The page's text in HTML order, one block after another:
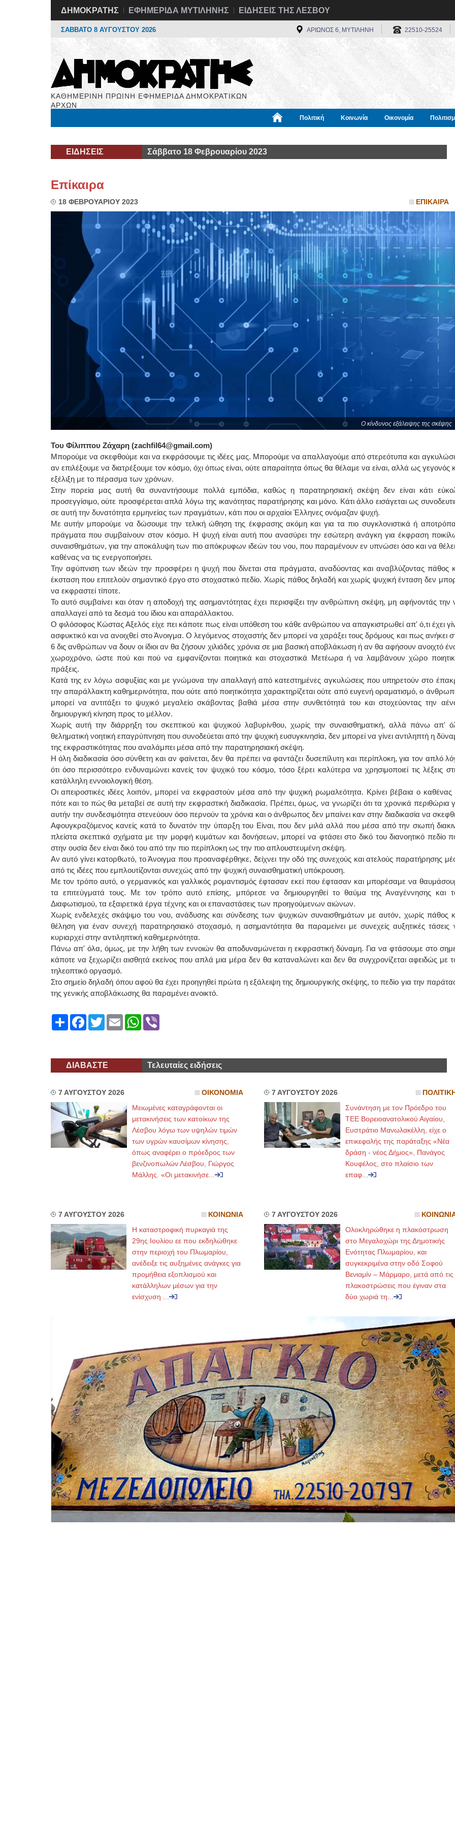
ΔΗΜΟΚΡΑΤΗΣ ΕΦΗΜΕΡΙΔΑ ΜΥΤΙΛΗΝΗΣ ΕΙΔΗΣΕΙΣ ΤΗΣ ΛΕΣΒΟΥ
ΣΑΒΒΑΤΟ 8 ΑΥΓΟΥΣΤΟΥ 2026 ΑΡΙΩΝΟΣ 6, ΜΥΤΙΛΗΝΗ 22510-25524
ΚΑΘΗΜΕΡΙΝΗ ΠΡΩΙΝΗ ΕΦΗΜΕΡΙΔΑ ΔΗΜΟΚΡΑΤΙΚΩΝ
ΑΡΧΩΝ
Πολιτική Κοινωνία Οικονομία
ΕΙΔΗΣΕΙΣ Σάββατο 18 Φεβρουαρίου 2023
Επίκαιρα
18 ΦΕΒΡΟΥΑΡΙΟΥ 2023 ΕΠΙΚΑΙΡΑ
O κίνδυνος εξάλειψης της σκέψης
Του Φίλιππου Ζάχαρη (zachfil64@gmail.com)
Μπορούμε να σκεφθούμε και να εκφράσουμε τις ιδέες μας. Μπορούμε να απαλλαγούμε από στερεότυπα και
αν επιλέξουμε να διατρέξουμε τον κόσμο, όχι όπως είναι, ούτε απαραίτητα όπως θα θέλαμε να είναι, αλλά ως γεγονός
εξέλιξη με το πέρασμα των χρόνων.
Στην πορεία μας αυτή θα συναντήσουμε πολλά εμπόδια, καθώς η παρατηρησιακή σκέψη δεν είναι κάτι
προσεγγίσιμο, ούτε προσφέρεται απλά λόγω της ικανότητας παρατήρησης και μόνο. Κάτι άλλο εισάγεται ως
σε αυτή την δυνατότητα ερμηνείας των πραγμάτων, κάτι που οι αρχαίοι Έλληνες ονόμαζαν ψυχή.
Με αυτήν μπορούμε να δώσουμε την τελική ώθηση της έκφρασης ακόμη και για τα πιο συγκλονιστικά ή
πράγματα που συμβαίνουν στον κόσμο. Η ψυχή είναι αυτή που ανασύρει την εσώτερη ανάγκη για έκφραση
συναισθημάτων, για την αποκάλυψη των πιο απόκρυφων ιδεών του νου, που παραμένουν εν υπνώσει όσο και να
καθένας να τις ενεργοποιήσει.
Την αφύπνιση των ιδεών την προσφέρει η ψυχή που δίνεται στα πράγματα, αναδύοντας και αναβλύζοντας πάθος
έκσταση που επιτελούν σημαντικό έργο στο στοχαστικό πεδίο. Χωρίς πάθος δηλαδή και χωρίς ψυχική ένταση δεν
να εκφραστεί τίποτε.
Το αυτό συμβαίνει και όταν η αποδοχή της ασημαντότητας έχει περισφίξει την ανθρώπινη σκέψη, μη αφήνοντάς την
απαλλαγεί από τα δεσμά του ίδιου και απαράλλακτου.
Ο φιλόσοφος Κώστας Αξελός είχε πει κάποτε πως είναι υπόθεση του κάθε ανθρώπου να απαγκιστρωθεί απ' ό,τι έχει
ασφυκτικό και να ανοιχθεί στο Άνοιγμα. Ο λεγόμενος στοχαστής δεν μπορεί να χαράξει τους δρόμους και πως ανήκει
6 δις ανθρώπων να δουν οι ίδιοι αν θα ζήσουν χιλιάδες χρόνια σε μια βασική αποβλάκωση ή αν θα αφήσουν ανοιχτό
χωροχρόνο, ώστε πού και πού να εμφανίζονται ποιητικά και στοχαστικά Μετέωρα ή να λαμβάνουν χώρο
πράξεις.
Κατά της εν λόγω ασφυξίας και με γνώμονα την απαλλαγή από κατεστημένες αγκυλώσεις που υπηρετούν στο
την απαράλλακτη καθημερινότητα, που ούτε από ποιητικότητα χαρακτηρίζεται ούτε από ευγενή οραματισμό, ο
μπορεί να αντιτάξει το ψυχικό μεγαλείο σκάβοντας βαθιά μέσα στην συνθετότητά του και στοχεύοντας την
δημιουργική κίνηση προς το μέλλον.
Χωρίς αυτή την διάρρηξη του σκεπτικού και ψυχικού λαβυρίνθου, χωρίς την συναισθηματική, αλλά πάνω απ'
θεληματική νοητική επαγρύπνηση που συνοδεύεται από την ψυχική ευσυγκινησία, δεν μπορεί να γίνει αντιληπτή η
της εκφραστικότητας που αναλάμπει μέσα από την παρατηρησιακή σκέψη.
Η όλη διαδικασία όσο σύνθετη και αν φαίνεται, δεν θα πρέπει να φαντάζει δυσεπίλυτη και περίπλοκη, για τον απλό
ότι όσο περισσότερο ενδυναμώνει κανείς τον ψυχικό του κόσμο, τόσο ξέρει καλύτερα να χρησιμοποιεί τις λέξεις
κατάλληλη εννοιολογική θέση.
Οι απειροστικές ιδέες λοιπόν, μπορεί να εκφραστούν μέσα από την ψυχική ρωμαλεότητα. Κρίνει βέβαια ο καθένας
πότε και το πώς θα μεταβεί σε αυτή την εκφραστική διαδικασία. Πρέπει, όμως, να γνωρίζει ότι τα χρονικά περιθώρια
αυτήν την συνδεσιμότητα στενεύουν όσο περνούν τα χρόνια και ο άνθρωπος δεν μπαίνει καν στην διαδικασία να
Αφουγκραζόμενος κανείς κατά το δυνατόν την ύπαρξη του Είναι, που δεν μιλά αλλά που μέσα από την σιωπή
πλείστα σκεπτικά σχήματα με την μορφή κυμάτων και δονήσεων, μπορεί να φτάσει στο δικό του διανοητικό πεδίο
στην ουσία δεν είναι δικό του από την πιο περίπλοκη ως την πιο απλουστευμένη σκέψη.
Αν αυτό γίνει κατορθωτό, το Άνοιγμα που προαναφέρθηκε, δείχνει την οδό της συνεχούς και ατελούς παρατήρησης
από τις ιδέες που εμπλουτίζονται συνεχώς από την ψυχική συναισθηματική υπόκρουση.
Με τον τρόπο αυτό, ο γερμανικός και γαλλικός ρομαντισμός έφτασαν εκεί που έφτασαν και μπορέσαμε να
τα επιτεύγματά τους. Με τον τρόπο αυτό επίσης, μπόρεσε να δημιουργηθεί το θαύμα της Αναγέννησης και
Διαφωτισμού, τα εξαιρετικά έργα τέχνης και οι επαναστάσεις των προηγούμενων αιώνων.
Χωρίς ενδελεχές σκάψιμο του νου, ανάδυσης και σύνδεσης των ψυχικών συναισθημάτων με αυτόν, χωρίς πάθος
θέληση για έναν συνεχή παρατηρησιακό στοχασμό, η ασημαντότητα θα παραμείνει με συνεχείς αυξητικές τάσεις
κυριαρχεί στην αντιληπτική καθημερινότητα.
Πάνω απ' όλα, όμως, με την λήθη των εννοιών θα αποδυναμώνεται η εκφραστική δύναμη. Για να φτάσουμε στο
κάποτε να ξεχωρίζει αισθητά εκείνος που απλά μια μέρα δεν θα καταναλώνει και δεν θα συγχρονίζεται αφειδώς με
τηλεοπτικό οργασμό.
Στο σημείο δηλαδή όπου αφού θα έχει προηγηθεί πρώτα η εξάλειψη της δημιουργικής σκέψης, το πεδίο για την
της γενικής αποβλάκωσης θα παραμένει ανοικτό.
ShareFacebook
TwitterEmailWhatsApp
Viber
ΔΙΑΒΑΣΤΕ Τελευταίες ειδήσεις
7 ΑΥΓΟΥΣΤΟΥ 2026 ΟΙΚΟΝΟΜΙΑ
Μειωμένες καταγράφονται οι
μετακινήσεις των κατοίκων της
Λέσβου λόγω των υψηλών τιμών
των υγρών καυσίμων κίνησης,
όπως αναφέρει ο πρόεδρος των
βενζινοπωλών Λέσβου, Γιώργος
Μάλλης. «Οι μετακινήσε...
7 ΑΥΓΟΥΣΤΟΥ 2026 ΠΟΛΙΤΙΚΗ
Συνάντηση με τον Πρόεδρο του
ΤΕΕ Βορειοανατολικού Αιγαίου,
Ευστράτιο Μανωλακέλλη, είχε ο
επικεφαλής της παράταξης «Νέα
δράση - νέος Δήμος», Πανάγος
Κουφέλος, στο πλαίσιο των
επαφ...
7 ΑΥΓΟΥΣΤΟΥ 2026 ΚΟΙΝΩΝΙΑ
Η καταστροφική πυρκαγιά της
29ης Ιουλίου εε που εκδηλώθηκε
στην περιοχή του Πλωμαρίου,
ανέδειξε τις αυξημένες ανάγκες για
προμήθεια εξοπλισμού και
κατάλληλων μέσων για την
ενίσχυση ...
7 ΑΥΓΟΥΣΤΟΥ 2026
Ολοκληρώθηκε η πλακόστρωση
στο Μεγαλοχώρι της Δημοτικής
Ενότητας Πλωμαρίου, και
συγκεκριμένα στην οδό Σοφού
Βενιαμίν – Μάρμαρο, μετά από τις
πλακοστρώσεις που έγιναν στα
δύο χωριά τη...
ΧΕΙΡΟΥΡΓΟΣ
ΟΦΘΑΛΜΙΑΤΡΟΣ
Διδάκτωρ Ιατρικής Σχολής
Πανεπιστημίου Αθηνών
Καλλιπόλεως 3,Νέα Σμύρνη,
τηλ:210-9320215
Καβέτσου 10, Μυτιλήνη, τηλ:
2251038065
Χειρουργός Ωτορινολαρυγγολόγος
Έλενα Μπούμπα
Διδ.Παν.Αθηνών
Διπλωματούχος Ευρ.Ακαδημίας
2102467085 & 6938502258
email- elenboumpa@gmail.com